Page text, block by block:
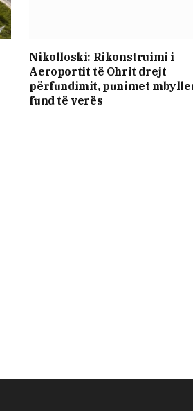
Nikolloski: Rikonstruimi i
Aeroportit të Ohrit drejt
përfundimit, punimet
fund të verës